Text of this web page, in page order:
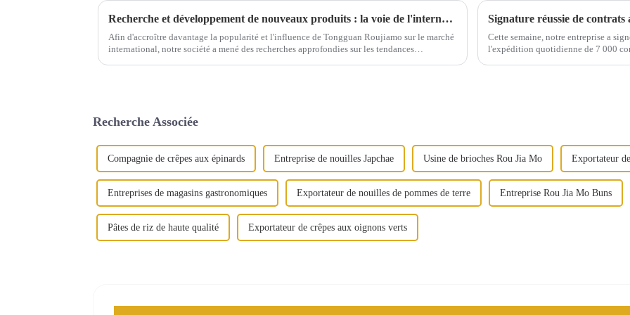
Recherche et développement de nouveaux produits : la voie de l'internationalisation de Tongguan Roujiamo
Afin d'accroître davantage la popularité et l'influence de Tongguan Roujiamo sur le marché
international, notre société a mené des recherches approfondies sur les tendances
Cette semaine, notre entreprise a
l'expédition quotidienne de 7 000
Recherche Associée
Compagnie de crêpes aux épinards Entreprise de nouilles Japchae Usine de brioches Rou Jia Mo Exportateur
Entreprises de magasins gastronomiques Exportateur de nouilles de pommes de terre Entreprise Rou Jia Mo Buns
Pâtes de riz de haute qualité Exportateur de crêpes aux oignons verts